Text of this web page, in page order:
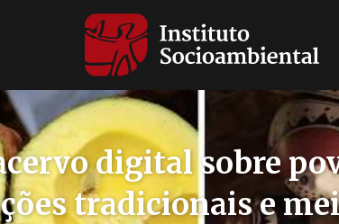
digital sobre
tradicionais e